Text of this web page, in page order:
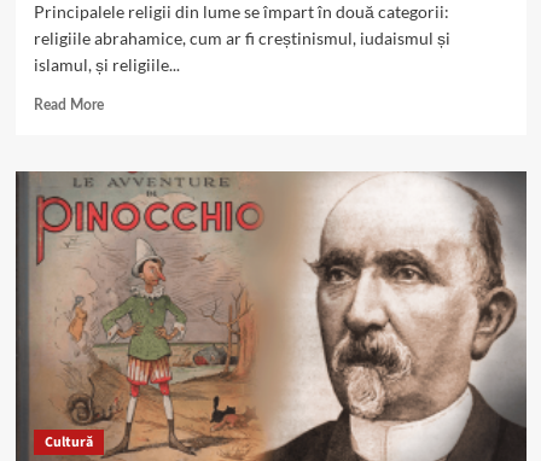
Principalele religii din lume se împart în două categorii:
religiile abrahamice, cum ar fi creștinismul, iudaismul și
islamul, și religiile...
Read MoreRead
Care
sunt
cele
mai
mari
religii
ale
lumii
Cultură